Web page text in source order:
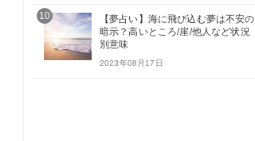
10
【夢占い】海に飛び込む夢は不安の
暗示？高いところ/崖/他人など状況
別意味
2023年08月17日